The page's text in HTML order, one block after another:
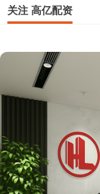
关注 高亿配资